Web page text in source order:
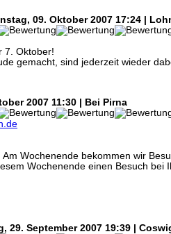
09. Oktober 2007 17:24 |
7. Oktober!
gemacht, sind jederzeit wieder
2007 11:30 | Bei Pirna
Am Wochenende bekommen wir
Wochenende einen Besuch bei
29. September 2007 19:39 |